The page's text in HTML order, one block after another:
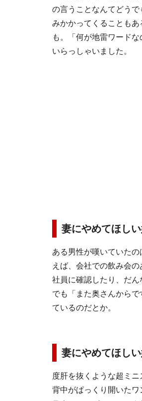
の言うことなんてどう
みかかってくることも
も。「何が地雷ワード
いらっしゃいました。
妻にやめてほし
ある男性が嘆いていた
えば、会社での飲み会
社員に確認したり、だ
でも「また奥さんから
ているのだとか。
妻にやめてほし
度肝を抜くような超ミ
背中がぱっくり開いた